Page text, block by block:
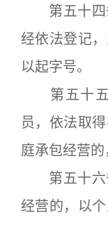
第五十四
经依法登记
以起字号。
第五十五
员，依法取
庭承包经营的
第五十六
经营的，以